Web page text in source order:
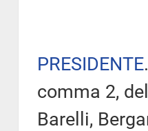
PRESIDENTE
comma 2,
Barelli,